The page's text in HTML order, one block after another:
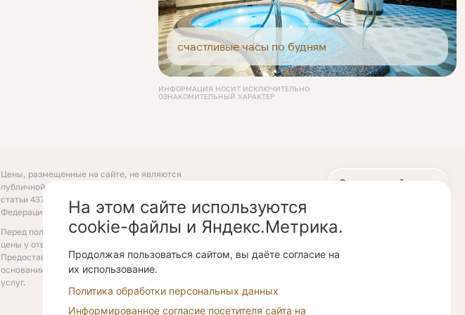
счастливые часы по будням
ИНФОРМАЦИЯ НОСИТ ИСКЛЮЧИТЕЛЬНО
ОЗНАКОМИТЕЛЬНЫЙ ХАРАКТЕР
Цены, размещенные на сайте, не являются
публичной офертой, определяемой положениями
статьи 437 Гражданского кодекса Российской
Федерации.
Перед получением услуги необходимо уточнять
цены у ответственных сотрудников клиники.
Предоставление услуг осуществляется на
основании договора об оказании медицинских
услуг.
Скачать прайс-лист
На этом сайте используются
cookie-файлы и Яндекс.Метрика.
Продолжая пользоваться сайтом, вы даёте согласие на
их использование.
Политика обработки персональных данных
Информированное согласие посетителя сайта на